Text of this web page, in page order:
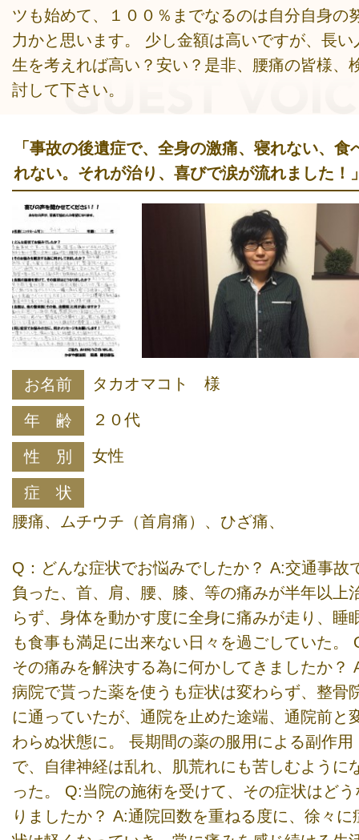
ツも始めて、１００％までなるのは自分自身の
力かと思います。 少し金額は高いですが、長い
生を考えれば高い？安い？是非、腰痛の皆様、
討して下さい。
「事故の後遺症で、全身の激痛、寝れない、食
れない。それが治り、喜びで涙が流れました！
お名前 タカオマコト 様
年 齢 ２０代
性 別 女性
症 状
腰痛、ムチウチ（首肩痛）、ひざ痛、
Q：どんな症状でお悩みでしたか？ A:交通事故
負った、首、肩、腰、膝、等の痛みが半年以上
らず、身体を動かす度に全身に痛みが走り、睡
も食事も満足に出来ない日々を過ごしていた。
その痛みを解決する為に何かしてきましたか？
病院で貰った薬を使うも症状は変わらず、整骨
に通っていたが、通院を止めた途端、通院前と
わらぬ状態に。 長期間の薬の服用による副作用
で、自律神経は乱れ、肌荒れにも苦しむように
った。 Q:当院の施術を受けて、その症状はどう
りましたか？ A:通院回数を重ねる度に、徐々に